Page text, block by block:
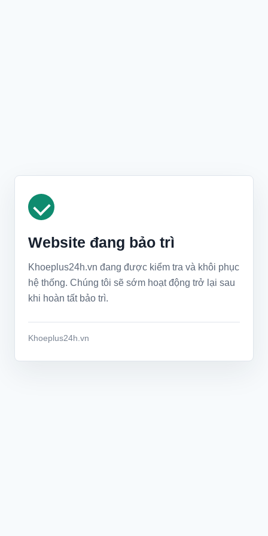
Website đang bảo trì
Khoeplus24h.vn đang được kiểm tra và khôi phục
hệ thống. Chúng tôi sẽ sớm hoạt động trở lại sau
khi hoàn tất bảo trì.
Khoeplus24h.vn